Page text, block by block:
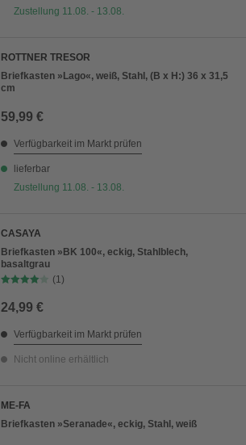
Zustellung 11.08. - 13.08.
ROTTNER TRESOR
Briefkasten »Lago«, weiß, Stahl, (B x H:) 36 x 31,5
cm
59,99 €
Verfügbarkeit im Markt prüfen
lieferbar
Zustellung 11.08. - 13.08.
CASAYA
Briefkasten »BK 100«, eckig, Stahlblech,
basaltgrau
(1)
24,99 €
Verfügbarkeit im Markt prüfen
Nicht online erhältlich
ME-FA
Briefkasten »Seranade«, eckig, Stahl, weiß